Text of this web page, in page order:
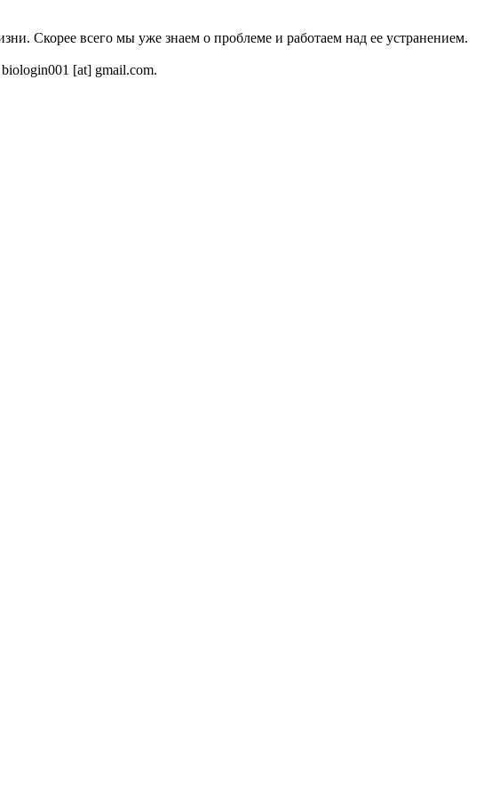
Скорее всего мы уже знаем о проблеме и работаем над ее устранением.
[at] gmail.com.